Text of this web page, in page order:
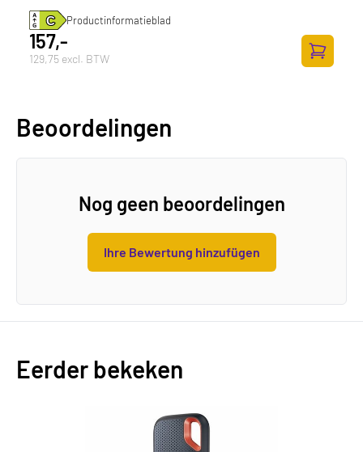
Productinformatieblad
157,-
129,75 excl. BTW
Zum
Beoordelingen
Nog geen beoordelingen
Ihre Bewertung hinzufügen
Eerder bekeken